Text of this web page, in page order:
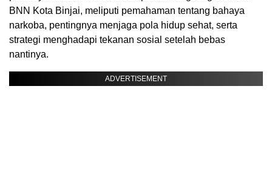
BNN Kota Binjai, meliputi pemahaman tentang bahaya
narkoba, pentingnya menjaga pola hidup sehat, serta
strategi menghadapi tekanan sosial setelah bebas
nantinya.
ADVERTISEMENT